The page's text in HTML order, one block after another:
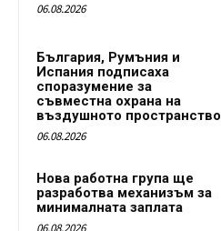
06.08.2026
България, Румъния и
Испания подписаха
споразумение за
съвместна охрана на
въздушното пространство
06.08.2026
Нова работна група ще
разработва механизъм за
минималната заплата